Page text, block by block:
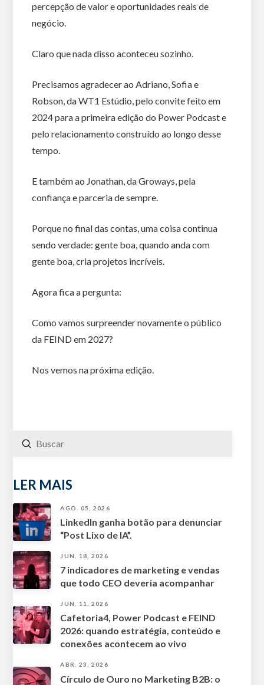
percepção de valor e oportunidades reais de
negócio.
Claro que nada disso aconteceu sozinho.
Precisamos agradecer ao Adriano, Sofia e
Robson, da WT1 Estúdio, pelo convite feito em
2024 para a primeira edição do Power Podcast e
pelo relacionamento construído ao longo desse
tempo.
E também ao Jonathan, da Groways, pela
confiança e parceria de sempre.
Porque no final das contas, uma coisa continua
sendo verdade: gente boa, quando anda com
gente boa, cria projetos incríveis.
Agora fica a pergunta:
Como vamos surpreender novamente o público
da FEIND em 2027?
Nos vemos na próxima edição.
Buscar
Enviar
LER MAIS
AGO. 05, 2026
LinkedIn ganha botão para denunciar
“Post Lixo de IA”.
JUN. 18, 2026
7 indicadores de marketing e vendas
que todo CEO deveria acompanhar
JUN. 11, 2026
Cafetoria4, Power Podcast e FEIND
2026: quando estratégia, conteúdo e
conexões acontecem ao vivo
ABR. 23, 2026
Círculo de Ouro no Marketing B2B: o